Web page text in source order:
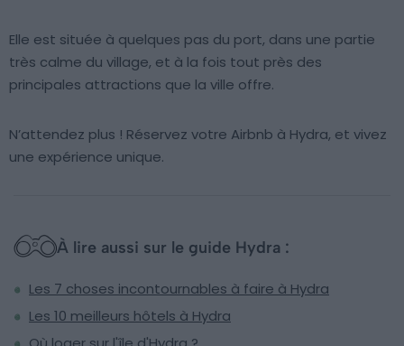
Elle est située à quelques pas du port, dans une partie
très calme du village, et à la fois tout près des
principales attractions que la ville offre.
N’attendez plus ! Réservez votre Airbnb à Hydra, et vivez
une expérience unique.
À lire aussi sur le guide Hydra :
Les 7 choses incontournables à faire à Hydra
Les 10 meilleurs hôtels à Hydra